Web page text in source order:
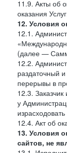
11.9. Акты об
оказания
12. Условия
12.1.
(далее —
12.2.
раздаточный
перерывы в
12.3.
у
12.4. Акт об
13. Условия
сайтов, не